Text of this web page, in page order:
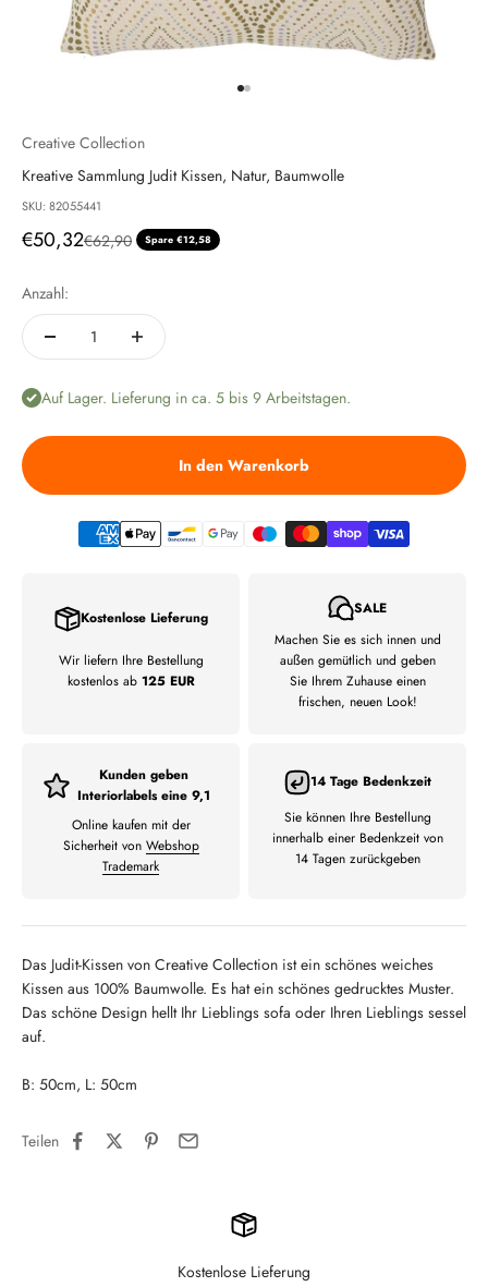
Creative Collection
Kreative Sammlung Judit Kissen, Natur, Baumwolle
SKU: 82055441
Angebot
€50,32Regulärer Preis
€62,90 Spare €12,58
Anzahl:
Auf Lager. Lieferung in ca. 5 bis 9 Arbeitstagen.
In den Warenkorb
Kostenlose Lieferung
Wir liefern Ihre Bestellung
kostenlos ab 125 EUR
SALE
Machen Sie es sich innen und
außen gemütlich und geben
Sie Ihrem Zuhause einen
frischen, neuen Look!
Kunden geben
Interiorlabels eine 9,1
Online kaufen mit der
Sicherheit von Webshop
Trademark
14 Tage Bedenkzeit
Sie können Ihre Bestellung
innerhalb einer Bedenkzeit von
14 Tagen zurückgeben
Das Judit-Kissen von Creative Collection ist ein schönes weiches
Kissen aus 100% Baumwolle. Es hat ein schönes gedrucktes Muster.
Das schöne Design hellt Ihr Lieblings sofa oder Ihren Lieblings sessel
auf.
B: 50cm, L: 50cm
Teilen
Kostenlose Lieferung